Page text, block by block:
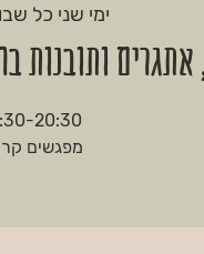
ימי שני כל
ותובנות
מפגשים קרובים: 2.6 ,